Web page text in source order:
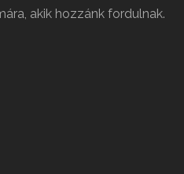
akik hozzánk fordulnak.